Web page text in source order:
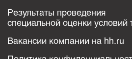
Вакансии компании на hh.ru
Результаты проведения
специальной оценки